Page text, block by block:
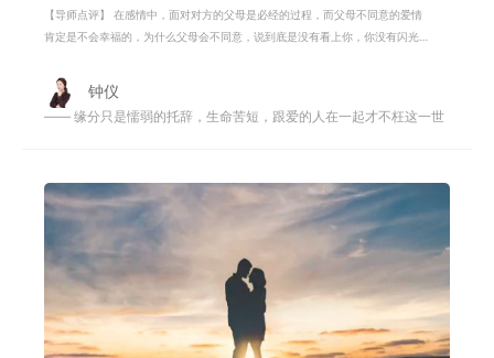
【导师点评】 在感情中，面对对方的父母是必经的过程，而父母不同意的爱情
肯定是不会幸福的，为什么父母会不同意，说到底是没有看上你，你没有闪光
钟仪
—— 缘分只是懦弱的托辞，生命苦短，跟爱的人在一起才不枉这一世